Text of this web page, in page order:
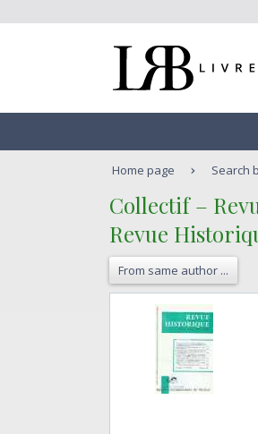
Home page Search
‎Collectif –
‎Revue
From same author ...